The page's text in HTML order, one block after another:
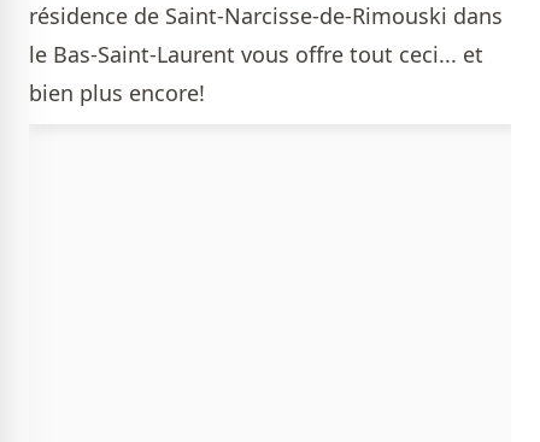
résidence de Saint-Narcisse-de-Rimouski dans
le Bas-Saint-Laurent vous offre tout ceci... et
bien plus encore!